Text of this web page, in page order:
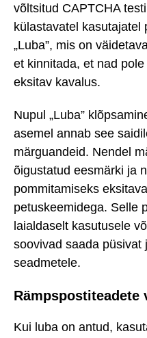
võltsitud CAPTCHA
külastavatel kasutajatel
„Luba”, mis on
et kinnitada, et nad
eksitav kavalus.
Nupul „Luba”
asemel annab see
märguandeid. Nendel
õigustatud eesmärki ja
pommitamiseks
petuskeemidega. Selle
laialdaselt kasutusele
soovivad saada püsivat
seadmetele.
Rämpspostiteadete
Kui luba on antud,